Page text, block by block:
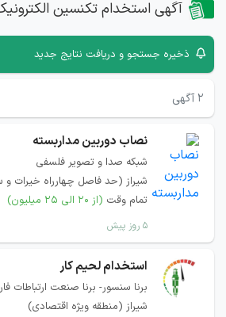
آگهی استخدام تکنسین
ذخیره جستجو و دریافت نتایج جدید
۲ آگهی
نصاب دوربین مداربسته
شبکه صدا و تصویر فلسفی
شیراز (حد فاصل چهارراه خیرات و
تمام وقت (از ۲۰ الی ۲۵ میلیون)
۵ روز پیش
استخدام لحیم کار
برنا سنسور- برنا صنعت ارتباطات
شیراز (منطقه ویژه اقتصادی)